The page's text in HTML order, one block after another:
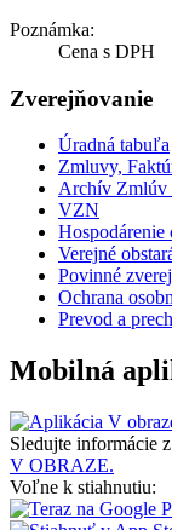
Poznámka:
Cena s DPH
Zverejňovanie
Úradná tabuľa
Zmluvy,
Archív Zmlúv
VZN
Hospodárenie
Verejné
Povinné
Ochrana
Prevod a
Mobilná
Sledujte informácie
V OBRAZE.
Voľne k stiahnutiu: